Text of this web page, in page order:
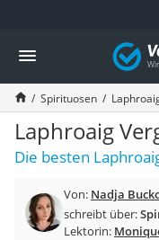
Die beliebtesten
Lebensmittel
Schwarzkümmelöl
Knäckebrot
Schwarzkümmelöl-Kapseln
Manukahonig
Eiklar
Balsamico-Essig
Schwarzkümmelöl bio
Vergleich
Spirituosen
Laphroaig
Die besten
Von: Nadja
schreibt über:
Lektorin: